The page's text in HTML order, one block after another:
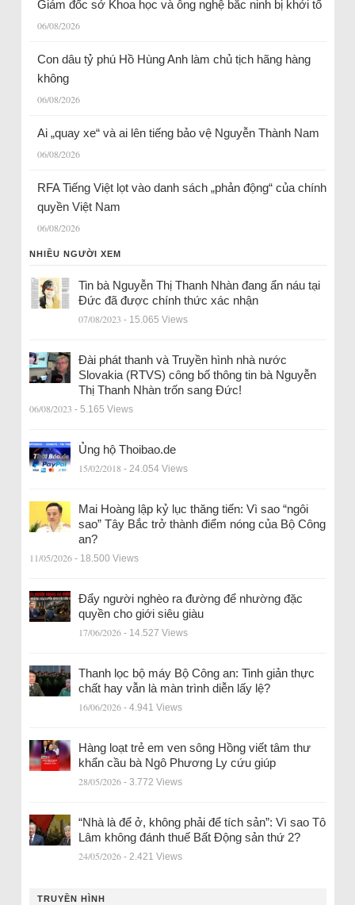
Giám đốc sở Khoa học và ông nghệ bắc ninh bị khởi tố
06/08/2026
Con dâu tỷ phú Hồ Hùng Anh làm chủ tịch hãng hàng
không
06/08/2026
Ai „quay xe“ và ai lên tiếng bảo vệ Nguyễn Thành Nam
06/08/2026
RFA Tiếng Việt lọt vào danh sách „phản động“ của chính
quyền Việt Nam
06/08/2026
NHIỀU NGƯỜI XEM
Tin bà Nguyễn Thị Thanh Nhàn đang ẩn náu tại
Đức đã được chính thức xác nhận
07/08/2023 - 15.065 Views
Đài phát thanh và Truyền hình nhà nước
Slovakia (RTVS) công bố thông tin bà Nguyễn
Thị Thanh Nhàn trốn sang Đức!
06/08/2023 - 5.165 Views
Ủng hộ Thoibao.de
15/02/2018 - 24.054 Views
Mai Hoàng lập kỷ lục thăng tiến: Vì sao “ngôi
sao” Tây Bắc trở thành điểm nóng của Bộ Công
an?
11/05/2026 - 18.500 Views
Đẩy người nghèo ra đường để nhường đặc
quyền cho giới siêu giàu
17/06/2026 - 14.527 Views
Thanh lọc bộ máy Bộ Công an: Tinh giản thực
chất hay vẫn là màn trình diễn lấy lệ?
16/06/2026 - 4.941 Views
Hàng loạt trẻ em ven sông Hồng viết tâm thư
khẩn cầu bà Ngô Phương Ly cứu giúp
28/05/2026 - 3.772 Views
“Nhà là để ở, không phải để tích sản”: Vì sao Tô
Lâm không đánh thuế Bất Động sản thứ 2?
24/05/2026 - 2.421 Views
TRUYỀN HÌNH